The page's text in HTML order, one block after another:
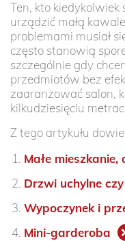
Ten, kto kiedykolwiek
urządzić małą
problemami musiał
często stanowią
szczególnie gdy
przedmiotów bez
zaaranżować salon,
kilkudziesięciu
Z tego artykułu
Małe
Drzwi uchylne
Wypoczynek i
Mini-garderoba